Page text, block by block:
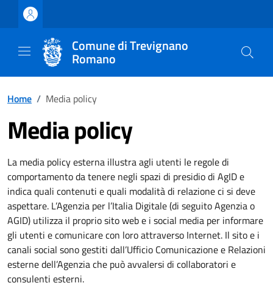
Vai ai contenuti
Vai al footer
Comune di Trevignano
Romano
Home / Media policy
Media policy
La media policy esterna illustra agli utenti le regole di
comportamento da tenere negli spazi di presidio di AgID e
indica quali contenuti e quali modalità di relazione ci si deve
aspettare. L’Agenzia per l’Italia Digitale (di seguito Agenzia o
AGID) utilizza il proprio sito web e i social media per informare
gli utenti e comunicare con loro attraverso Internet. Il sito e i
canali social sono gestiti dall’Ufficio Comunicazione e Relazioni
esterne dell’Agenzia che può avvalersi di collaboratori e
consulenti esterni.